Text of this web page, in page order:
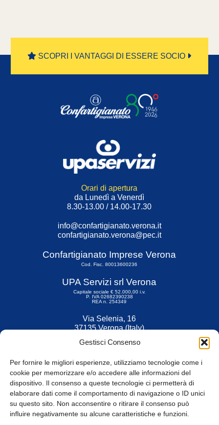
Gestisci Consenso
Per fornire le migliori esperienze, utilizziamo tecnologie come i
cookie per memorizzare e/o accedere alle informazioni del
dispositivo. Il consenso a queste tecnologie ci permetterà di
elaborare dati come il comportamento di navigazione o ID unici
su questo sito. Non acconsentire o ritirare il consenso può
influire negativamente su alcune caratteristiche e funzioni.
SCOPRI I VANTAGGI DI ESSERE SOCIO
Orari di apertura
da Lunedì a Venerdì
8.30-13.00 / 14.00-17.30
info@confartigianato.verona.it
confartigianato.verona@pec.it
Confartigianato Imprese Verona
Cod. Fisc. 80013600236
UPA Servizi srl Verona
Capitale sociale € 52.000,00 i.v.
P. IVA 02682390238
REA n. 254349
Via Selenia, 16
37135 Verona (Italy)
Fax 045 9211599
© Tutti i diritti riservati